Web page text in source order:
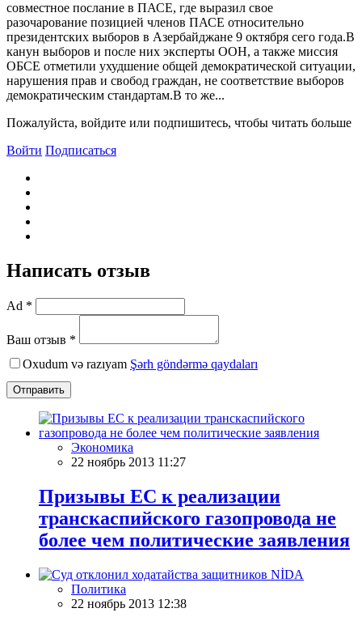
совместное послание в ПАСЕ, где выразил свое
разочарование позицией членов ПАСЕ относительно
президентских выборов в Азербайджане 9 октября сего года.В
канун выборов и после них эксперты ООН, а также миссия
ОБСЕ отметили ухудшение общей демократической ситуации,
нарушения прав и свобод граждан, не соответствие выборов
демократическим стандартам.В то же...
Пожалуйста, войдите или подпишитесь, чтобы читать больше
Войти Подписаться
Написать отзыв
Ad *
Ваш отзыв *
Oxudum və razıyam Şərh göndərmə qaydaları
Отправить
Экономика
22 ноябрь 2013 11:27
Призывы ЕС к реализации
транскаспийского газопровода не
более чем политические заявления
Политика
22 ноябрь 2013 12:38